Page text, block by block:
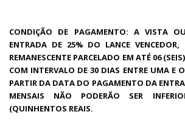
CONDIÇÃO DE PAGAMENTO: A VISTA
ENTRADA DE 25% DO LANCE
REMANESCENTE PARCELADO EM ATÉ 06
COM INTERVALO DE 30 DIAS ENTRE UMA E
PARTIR DA DATA DO PAGAMENTO DA
MENSAIS NÃO PODERÃO SER
(QUINHENTOS REAIS.